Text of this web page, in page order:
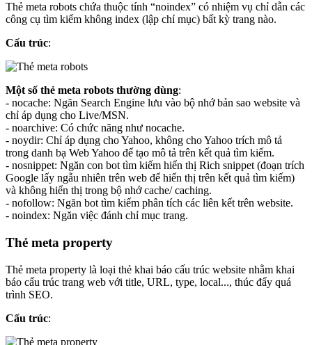
Thẻ meta robots chứa thuộc tính “noindex” có nhiệm vụ chỉ dẫn các
công cụ tìm kiếm không index (lập chỉ mục) bất kỳ trang nào.
Cấu trúc:
Một số thẻ meta robots thường dùng:
- nocache: Ngăn Search Engine lưu vào bộ nhớ bản sao website và
chỉ áp dụng cho Live/MSN.
- noarchive: Có chức năng như nocache.
- noydir: Chỉ áp dụng cho Yahoo, không cho Yahoo trích mô tả
trong danh bạ Web Yahoo để tạo mô tả trên kết quả tìm kiếm.
- nosnippet: Ngăn con bot tìm kiếm hiển thị Rich snippet (đoạn trích
Google lấy ngẫu nhiên trên web để hiển thị trên kết quả tìm kiếm)
và không hiển thị trong bộ nhớ cache/ caching.
- nofollow: Ngăn bot tìm kiếm phân tích các liên kết trên website.
- noindex: Ngăn việc đánh chỉ mục trang.
Thẻ meta property
Thẻ meta property là loại thẻ khai báo cấu trúc website nhằm khai
báo cấu trúc trang web với title, URL, type, local..., thúc đẩy quá
trình SEO.
Cấu trúc: